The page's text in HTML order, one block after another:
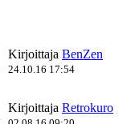
Kirjoittaja BenZen
24.10.16 17:54
Kirjoittaja Retrokuro